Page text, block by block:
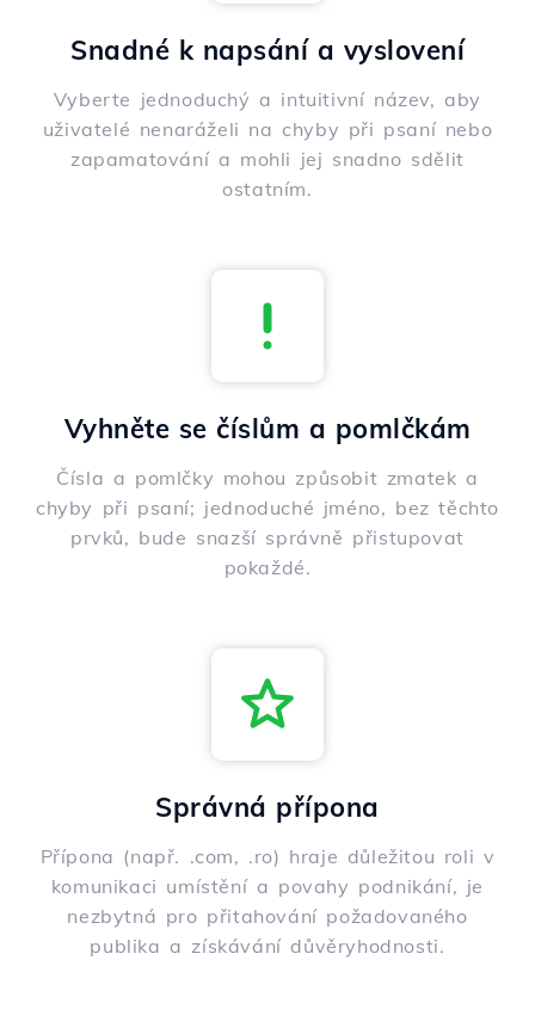
Snadné k napsání a vyslovení
Vyberte jednoduchý a intuitivní název, aby
uživatelé nenaráželi na chyby při psaní nebo
zapamatování a mohli jej snadno sdělit
ostatním.
Vyhněte se číslům a pomlčkám
Čísla a pomlčky mohou způsobit zmatek a
chyby při psaní; jednoduché jméno, bez těchto
prvků, bude snazší správně přistupovat
pokaždé.
Správná přípona
Přípona (např. .com, .ro) hraje důležitou roli v
komunikaci umístění a povahy podnikání, je
nezbytná pro přitahování požadovaného
publika a získávání důvěryhodnosti.